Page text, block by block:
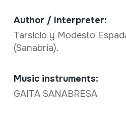
Author / Interpreter:
Tarsicio y Modesto
(Sanabria).
Music instruments:
GAITA SANABRESA